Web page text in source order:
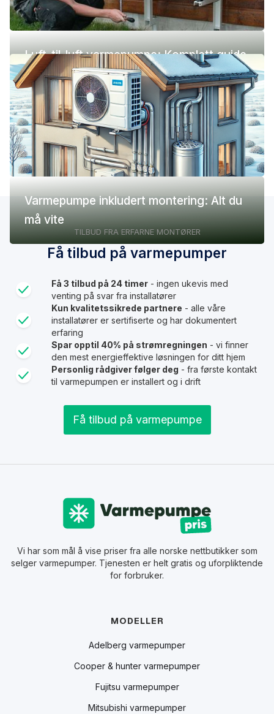
Luft-til-luft varmepumpe: Komplett guide
(pris, fordeler og ulemper)
Varmepumpe inkludert montering: Alt du
må vite
TILBUD FRA ERFARNE MONTØRER
Få tilbud på varmepumper
Få 3 tilbud på 24 timer - ingen ukevis med
venting på svar fra installatører
Kun kvalitetssikrede partnere - alle våre
installatører er sertifiserte og har dokumentert
erfaring
Spar opptil 40% på strømregningen - vi finner
den mest energieffektive løsningen for ditt hjem
Personlig rådgiver følger deg - fra første kontakt
til varmepumpen er installert og i drift
Få tilbud på varmepumpe
Vi har som mål å vise priser fra alle norske nettbutikker som
selger varmepumper. Tjenesten er helt gratis og uforpliktende
for forbruker.
MODELLER
Adelberg varmepumper
Cooper & hunter varmepumper
Fujitsu varmepumper
Mitsubishi varmepumper